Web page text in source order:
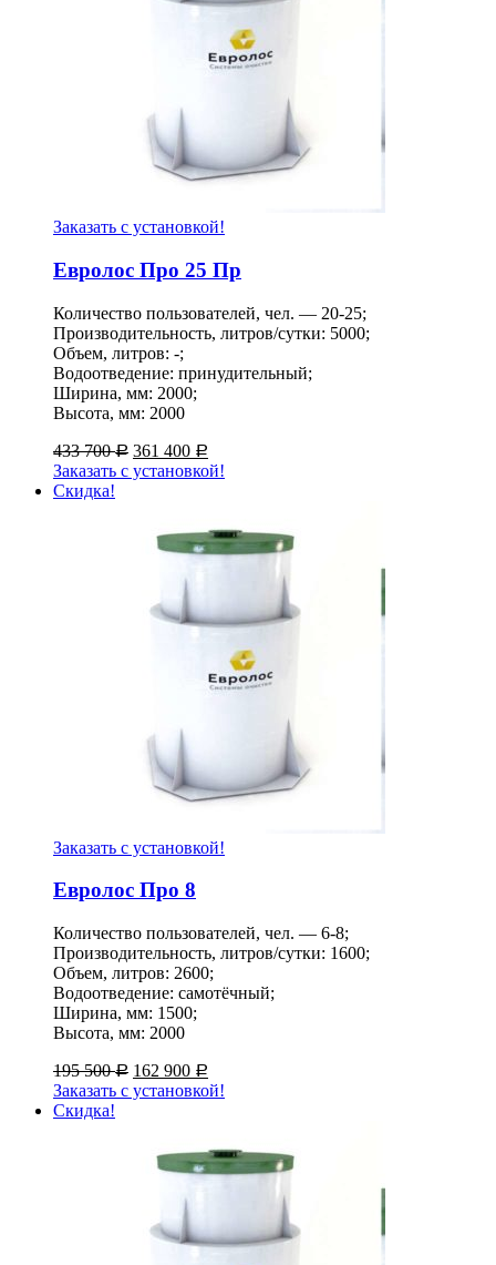
Заказать с установкой!
Евролос Про 25 Пр
Количество пользователей, чел. — 20-25;
Производительность, литров/сутки: 5000;
Объем, литров: -;
Водоотведение: принудительный;
Ширина, мм: 2000;
Высота, мм: 2000
433 700Р 361 400 Р
Заказать с установкой!
Скидка!
Заказать с установкой!
Евролос Про 8
Количество пользователей, чел. — 6-8;
Производительность, литров/сутки: 1600;
Объем, литров: 2600;
Водоотведение: самотёчный;
Ширина, мм: 1500;
Высота, мм: 2000
195 500Р 162 900 Р
Заказать с установкой!
Скидка!